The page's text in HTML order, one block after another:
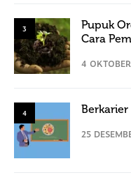
3
Pupuk
Cara
4
4
25